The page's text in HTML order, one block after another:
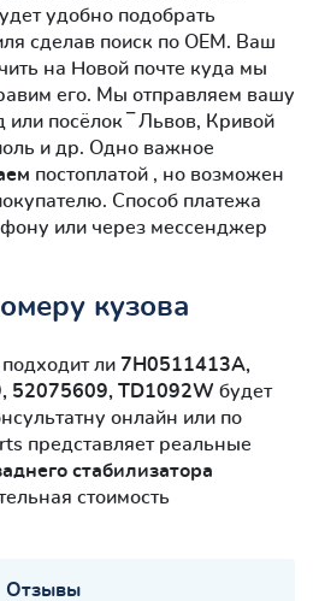
удобно подобрать
сделав поиск по OEM. Ваш
на Новой почте куда мы
его. Мы отправляем вашу
или посёлок ‾ Львов, Кривой
и др. Одно важное
постоплатой , но возможен
Способ платежа
или через мессенджер
кузова
ли 7H0511413A,
52075609, TD1092W будет
онлайн или по
представляет реальные
стабилизатора
стоимость
Отзывы